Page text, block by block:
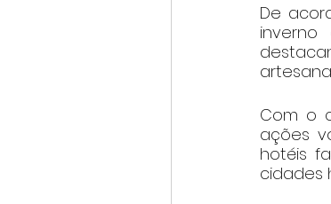
De
Com o
ações
hotéis
cidades